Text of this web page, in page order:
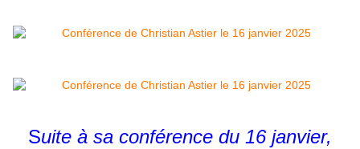
Suite à sa conférence du 16 janvier,